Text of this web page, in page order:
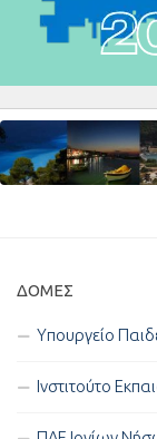
ΔΟΜΈΣ
Υπουργείο
Ινστιτούτο